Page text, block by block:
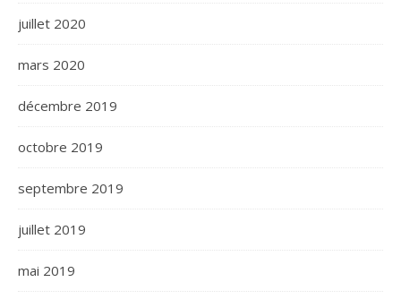
juillet 2020
mars 2020
décembre 2019
octobre 2019
septembre 2019
juillet 2019
mai 2019